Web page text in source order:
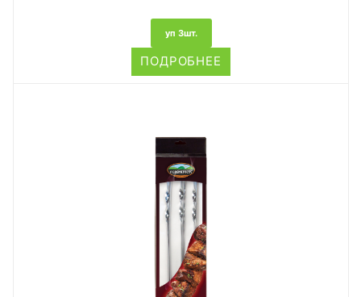
уп 3шт.
ПОДРОБНЕЕ